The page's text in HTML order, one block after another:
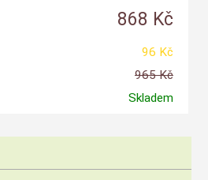
868 Kč
96 Kč
965 Kč
Skladem